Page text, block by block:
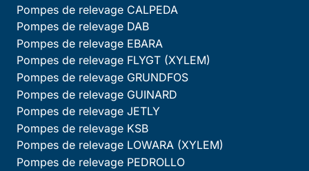
Pompes de relevage CALPEDA
Pompes de relevage DAB
Pompes de relevage EBARA
Pompes de relevage FLYGT (XYLEM)
Pompes de relevage GRUNDFOS
Pompes de relevage GUINARD
Pompes de relevage JETLY
Pompes de relevage KSB
Pompes de relevage LOWARA (XYLEM)
Pompes de relevage PEDROLLO